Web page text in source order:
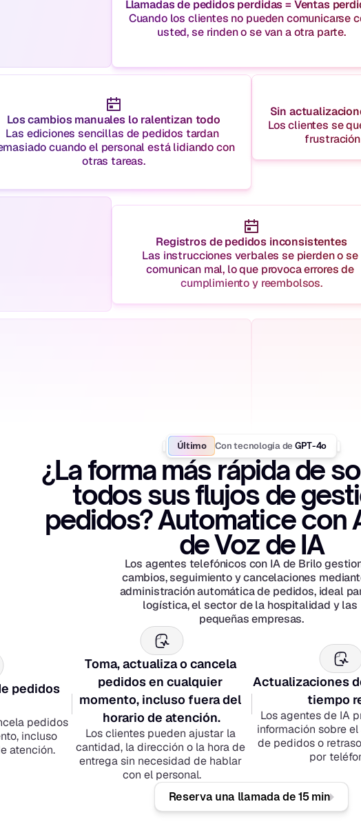
Llamadas de pedidos perdidas = Ventas
Cuando los clientes no pueden comunicarse
usted, se rinden o se van a otra parte.
Los cambios manuales lo ralentizan todo
Las ediciones sencillas de pedidos tardan
cuando el personal está lidiando con
otras tareas.
Sin
Los clientes se
Registros de pedidos inconsistentes
Las instrucciones verbales se pierden o se
comunican mal, lo que provoca errores de
cumplimiento y reembolsos.
Último Con tecnología de GPT-4o
¿La forma más rápida de
todos sus flujos de
pedidos? Automatice con
de Voz de IA
Los agentes telefónicos con IA de Brilo
cambios, seguimiento y cancelaciones
administración automática de pedidos, ideal
logística, el sector de la hospitalidad y las
pequeñas empresas.
pedidos
pedidos
incluso
atención.
Toma, actualiza o cancela
pedidos en cualquier
momento, incluso fuera del
horario de atención.
Los clientes pueden ajustar la
cantidad, la dirección o la hora de
entrega sin necesidad de hablar
con el personal.
Actualizaciones
tiempo
Los agentes de IA
información sobre
de pedidos o
por
Reserva una llamada de 15 min